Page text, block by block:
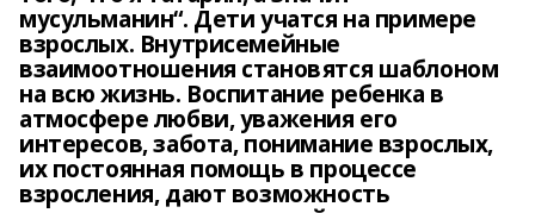
мусульманин“. Дети учатся на примере
взрослых. Внутрисемейные
взаимоотношения становятся шаблоном
на всю жизнь. Воспитание ребенка в
атмосфере любви, уважения его
интересов, забота, понимание взрослых,
их постоянная помощь в процессе
взросления, дают возможность